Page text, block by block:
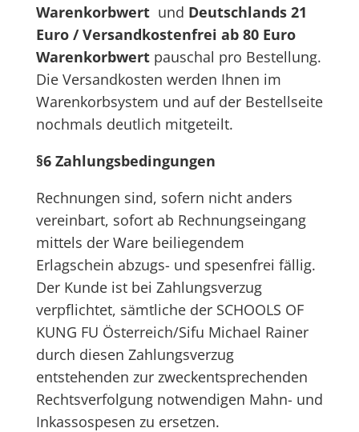
Warenkorbwert und Deutschlands 21
Euro / Versandkostenfrei ab 80 Euro
Warenkorbwert pauschal pro Bestellung.
Die Versandkosten werden Ihnen im
Warenkorbsystem und auf der Bestellseite
nochmals deutlich mitgeteilt.
§6 Zahlungsbedingungen
Rechnungen sind, sofern nicht anders
vereinbart, sofort ab Rechnungseingang
mittels der Ware beiliegendem
Erlagschein abzugs- und spesenfrei fällig.
Der Kunde ist bei Zahlungsverzug
verpflichtet, sämtliche der SCHOOLS OF
KUNG FU Österreich/Sifu Michael Rainer
durch diesen Zahlungsverzug
entstehenden zur zweckentsprechenden
Rechtsverfolgung notwendigen Mahn- und
Inkassospesen zu ersetzen.